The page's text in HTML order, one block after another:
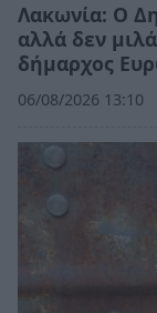
Λακωνία: Ο
αλλά δεν
δήμαρχος
06/08/2026 13:10